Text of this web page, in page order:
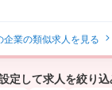
企業の類似求人を見る
定して求人を絞り込